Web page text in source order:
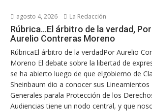
agosto 4, 2026 La Redacción
Rúbrica…El árbitro de la verdad, Por
Aurelio Contreras Moreno
RúbricaEl árbitro de la verdadPor Aurelio
Moreno El debate sobre la libertad de
se ha abierto luego de que elgobierno de
Sheinbaum dio a conocer sus Lineamientos
Generales parala Protección de los
Audiencias tiene un nodo central, y que